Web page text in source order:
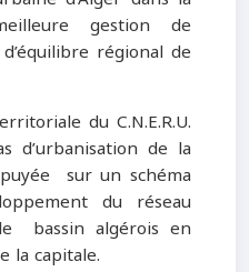
gestion de
régional de
du C.N.E.R.U.
d’urbanisation de la
sur un schéma
du réseau
bassin algérois en
la capitale.